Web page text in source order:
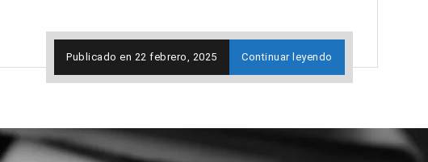
Publicado en 22 febrero, 2025 Continuar leyendo